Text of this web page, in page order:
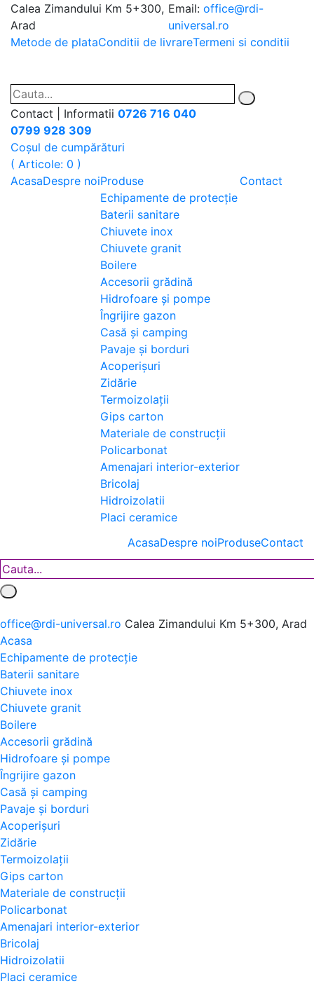
Calea Zimandului Km 5+300,
Arad
Email:office@rdi-
universal.ro
Metode de plataConditii de livrareTermeni si conditii
Contact | Informatii 0726 716 040
0799 928 309
Coșul de cumpărături
( Articole: 0 )
AcasaDespre noiProduse
Echipamente de protecție
Baterii sanitare
Chiuvete inox
Chiuvete granit
Boilere
Accesorii grădină
Hidrofoare și pompe
Îngrijire gazon
Casă și camping
Pavaje și borduri
Acoperișuri
Zidărie
Termoizolații
Gips carton
Materiale de construcții
Policarbonat
Amenajari interior-exterior
Bricolaj
Hidroizolatii
Placi ceramice
Contact
AcasaDespre noiProduseContact
office@rdi-universal.ro Calea Zimandului Km 5+300, Arad
Acasa
Echipamente de protecție
Baterii sanitare
Chiuvete inox
Chiuvete granit
Boilere
Accesorii grădină
Hidrofoare și pompe
Îngrijire gazon
Casă și camping
Pavaje și borduri
Acoperișuri
Zidărie
Termoizolații
Gips carton
Materiale de construcții
Policarbonat
Amenajari interior-exterior
Bricolaj
Hidroizolatii
Placi ceramice